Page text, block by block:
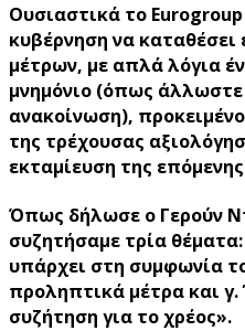
Ουσιαστικά το
κυβέρνηση να καταθέσει
μέτρων, με απλά λόγια
μνημόνιο (όπως άλλωστε
ανακοίνωση),
της τρέχουσας
εκταμίευση της
Όπως δήλωσε ο Γερούν
συζητήσαμε τρία
υπάρχει στη συμφωνία
προληπτικά μέτρα και γ.
συζήτηση για το χρέος».